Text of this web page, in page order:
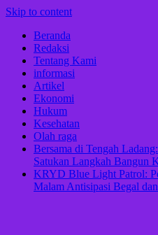
Skip to content
Beranda
Redaksi
Tentang Kami
informasi
Artikel
Ekonomi
Hukum
Kesehatan
Olah raga
Bersama di Tengah
Satukan Langkah Bangun
KRYD Blue Light Patrol:
Malam Antisipasi Begal